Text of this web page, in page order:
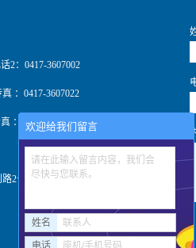
2：0417-3607002
：0417-3607022
：0417-3607009
前区营创路2号
欢迎给我们留言
请在此输入留言内容，我们会
尽快与您联系。
姓名 联系人
电话 座机/手机号码